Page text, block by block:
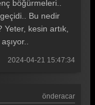
böğürmeleri..
Bu nedir
kesin artık,
2024-04-21 15:47:34
önderacar